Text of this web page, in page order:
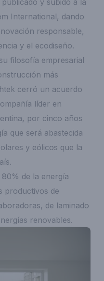
International, dando
responsable,
y el ecodiseño.
filosofía empresarial
más
cerró un acuerdo
líder en
por cinco años
que será abastecida
y eólicos que la
de la energía
productivos de
de laminado
renovables.